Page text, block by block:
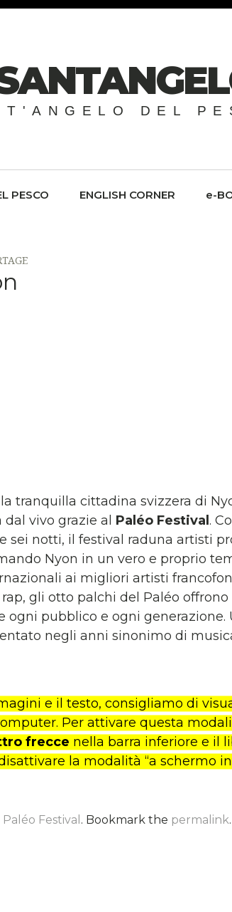
DEL
PESCO ENGLISH CORNER e-
tranquilla cittadina svizzera di
vivo grazie al Paléo Festival.
sei notti, il festival raduna artisti
Nyon in un vero e proprio
ai migliori artisti
gli otto palchi del Paléo
ogni pubblico e ogni generazione.
negli anni sinonimo di
e il testo, consigliamo di
Per attivare questa
frecce nella barra inferiore e il
la modalità “a schermo
Paléo Festival . Bookmark the permalink.